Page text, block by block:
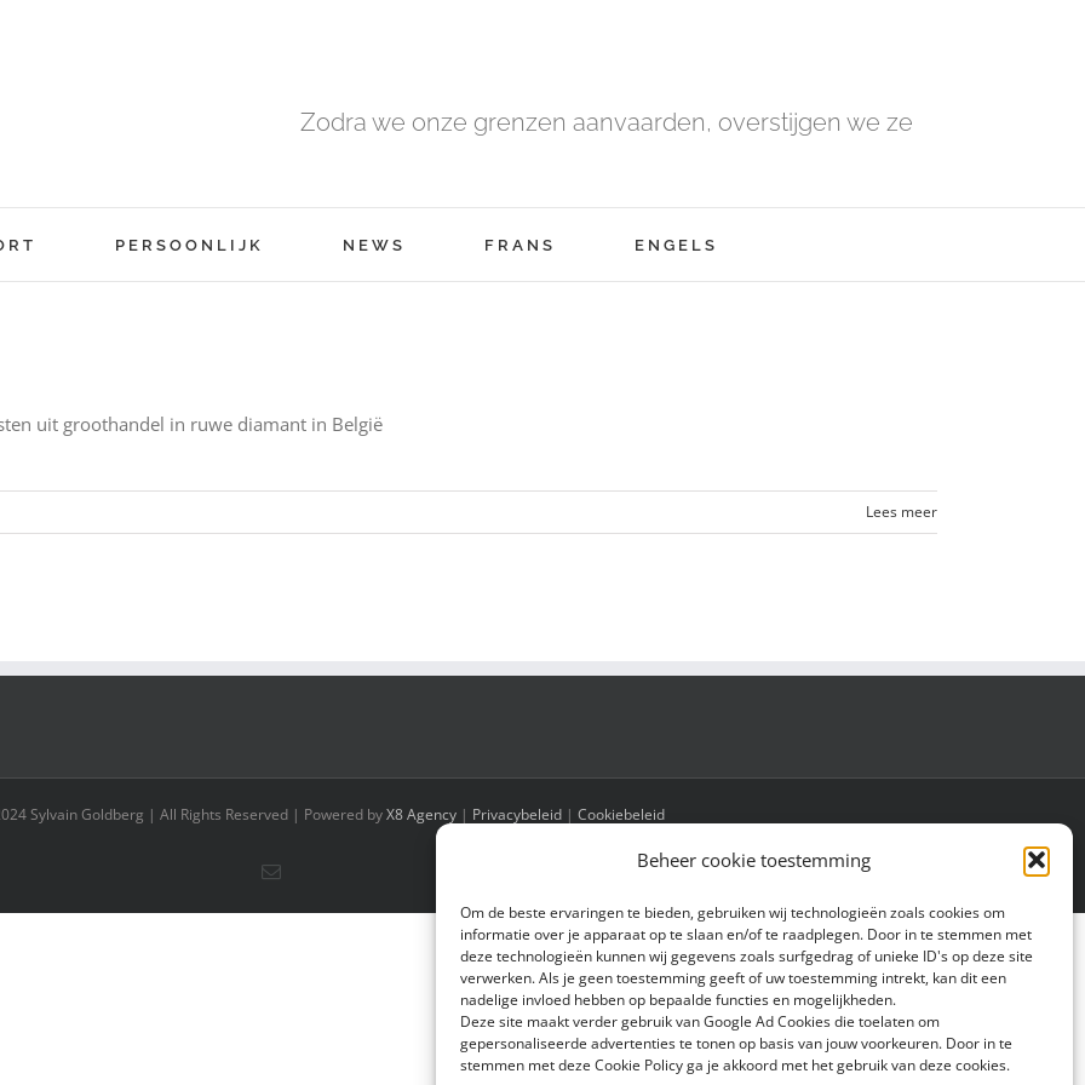
Beheer cookie toestemming
Om de beste ervaringen te bieden, gebruiken wij technologieën zoals cookies om
informatie over je apparaat op te slaan en/of te raadplegen. Door in te stemmen met
deze technologieën kunnen wij gegevens zoals surfgedrag of unieke ID's op deze site
verwerken. Als je geen toestemming geeft of uw toestemming intrekt, kan dit een
nadelige invloed hebben op bepaalde functies en mogelijkheden.
Deze site maakt verder gebruik van Google Ad Cookies die toelaten om
gepersonaliseerde advertenties te tonen op basis van jouw voorkeuren. Door in te
stemmen met deze Cookie Policy ga je akkoord met het gebruik van deze cookies.
Zodra we onze grenzen aanvaarden, overstijgen we ze
PERSOONLIJK NEWS FRANS ENGELS
uit groothandel in ruwe diamant in België
Lees meer
Sylvain Goldberg | All Rights Reserved | Powered byX8 Agency | Privacybeleid | Cookiebeleid
E-